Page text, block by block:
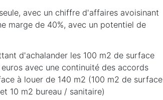
avec un chiffre d'affaires avoisinant
marge de 40%, avec un potentiel de
d'achalander les 100 m2 de surface
avec une continuité des accords
à louer de 140 m2 (100 m2 de surface
10 m2 bureau / sanitaire)